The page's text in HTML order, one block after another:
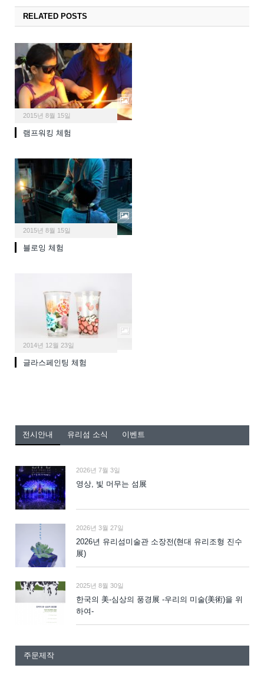
RELATED POSTS
2015년 8월 15일
램프워킹 체험
2015년 8월 15일
블로잉 체험
2014년 12월 23일
글라스페인팅 체험
전시안내 유리섬 소식 이벤트
2026년 7월 3일
영상, 빛 머무는 섬展
2026년 3월 27일
2026년 유리섬미술관 소장전(현대 유리조형 진수
展)
2025년 8월 30일
한국의 美-심상의 풍경展 -우리의 미술(美術)을 위
하여-
주문제작